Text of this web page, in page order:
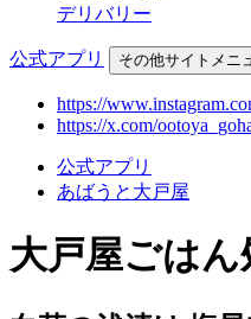
デリバリー
公式アプリ その他サイトメニ
https://
https://x.com/
公式アプリ
あばうと大戸屋
大戸屋ごは